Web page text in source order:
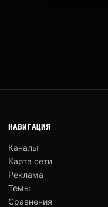
НАВИГАЦИЯ
Каналы
Карта сети
Реклама
Темы
Сравнения